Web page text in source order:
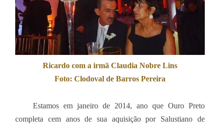
Ricardo com a irmã Claudia Nobre Lins
Foto: Clodoval de Barros Pereira
Estamos em janeiro de 2014, ano que Ouro Preto
completa cem anos de sua aquisição por Salustiano de